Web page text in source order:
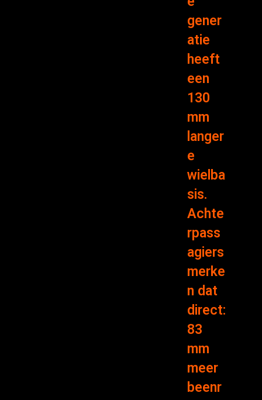
gener
atie
heeft
een
130
mm
langer
e
wielba
sis.
Achte
rpass
agiers
merke
n dat
direct:
83
mm
meer
beenr